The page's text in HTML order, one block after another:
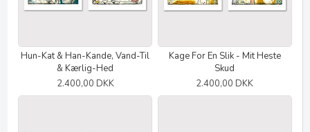
Hun-Kat & Han-Kande, Vand-Til
& Kærlig-Hed
2.400,00 DKK
Kage For En Slik - Mit Heste
Skud
2.400,00 DKK